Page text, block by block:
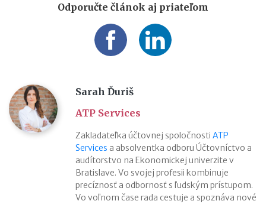
Odporučte článok aj priateľom
Sarah Ďuriš
ATP Services
Zakladateľka účtovnej spoločnosti ATP
Services a absolventka odboru Účtovníctvo a
audítorstvo na Ekonomickej univerzite v
Bratislave. Vo svojej profesii kombinuje
precíznosť a odbornosť s ľudským prístupom.
Vo voľnom čase rada cestuje a spoznáva nové